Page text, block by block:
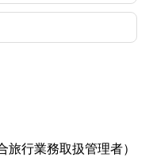
旅行業務取扱管理者）